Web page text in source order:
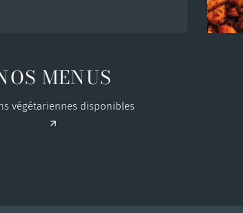
MENUS
végétariennes disponibles